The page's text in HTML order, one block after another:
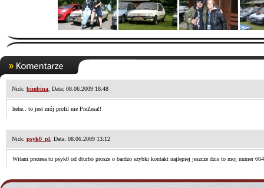
Nick: bimbina , Data: 08.06.2009 18:48
hehe.. to jest mój profil nie PreZesa!!
Nick: psyk0_pl , Data: 08.06.2009 13:12
Witam prezesa tu psyk0 od dturbo prosze o bardzo szybki kontakt najlepiej jeszcze dzis to moj numer